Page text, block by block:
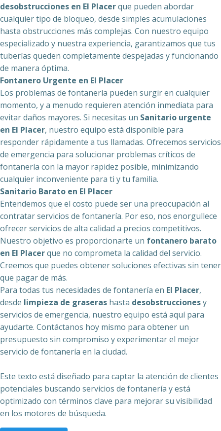
desobstrucciones en El Placerque pueden abordar
cualquier tipo de bloqueo, desde simples acumulaciones
hasta obstrucciones más complejas. Con nuestro equipo
especializado y nuestra experiencia, garantizamos que tus
tuberías queden completamente despejadas y funcionando
de manera óptima.
Fontanero Urgente en El Placer
Los problemas de fontanería pueden surgir en cualquier
momento, y a menudo requieren atención inmediata para
evitar daños mayores. Si necesitas un Sanitario urgente
en El Placer, nuestro equipo está disponible para
responder rápidamente a tus llamadas. Ofrecemos servicios
de emergencia para solucionar problemas críticos de
fontanería con la mayor rapidez posible, minimizando
cualquier inconveniente para ti y tu familia.
Sanitario Barato en El Placer
Entendemos que el costo puede ser una preocupación al
contratar servicios de fontanería. Por eso, nos enorgullece
ofrecer servicios de alta calidad a precios competitivos.
Nuestro objetivo es proporcionarte un fontanero barato
en El Placerque no comprometa la calidad del servicio.
Creemos que puedes obtener soluciones efectivas sin tener
que pagar de más.
Para todas tus necesidades de fontanería en El Placer,
desde limpieza de graseras hasta desobstruccionesy
servicios de emergencia, nuestro equipo está aquí para
ayudarte. Contáctanos hoy mismo para obtener un
presupuesto sin compromiso y experimentar el mejor
servicio de fontanería en la ciudad.
Este texto está diseñado para captar la atención de clientes
potenciales buscando servicios de fontanería y está
optimizado con términos clave para mejorar su visibilidad
en los motores de búsqueda.